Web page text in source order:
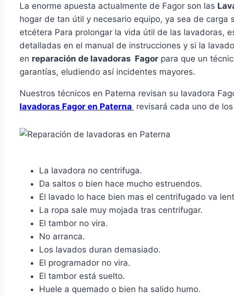
La enorme apuesta actualmente de Fagor son las
hogar de tan útil y necesario equipo, ya sea de
etcétera Para prolongar la vida útil de las lavadoras,
detalladas en el manual de instrucciones y si la
en reparación de lavadoras Fagor para que un
garantías, eludiendo así incidentes mayores.
Nuestros técnicos en Paterna revisan su lavadora
lavadoras Fagor en Paterna revisará cada uno de
La lavadora no centrifuga.
Da saltos o bien hace mucho estruendos.
El lavado lo hace bien mas el centrifugado va
La ropa sale muy mojada tras centrifugar.
El tambor no vira.
No arranca.
Los lavados duran demasiado.
El programador no vira.
El tambor está suelto.
Huele a quemado o bien ha salido humo.